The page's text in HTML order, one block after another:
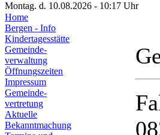
Montag. d. 10.08.2026 - 10:17 Uhr
Home
Bergen - Info
Kindertagesstätte
Gemeinde-
verwaltung
Öffnungszeiten
Impressum
Gemeinde-
vertretung
Aktuelle
Bekanntmachung